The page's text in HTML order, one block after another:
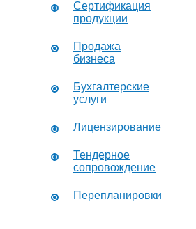
Сертификация
продукции
Продажа
бизнеса
Бухгалтерские
услуги
Лицензирование
Тендерное
сопровождение
Перепланировки